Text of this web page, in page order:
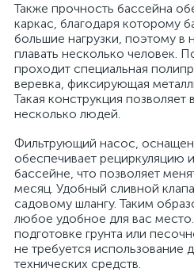
Также прочность бассейна
каркас, благодаря которому
большие нагрузки, поэтому
плавать несколько человек.
проходит специальная
веревка, фиксирующая
Такая конструкция
несколько людей.
Фильтрующий насос,
обеспечивает рециркуляцию
бассейне, что позволяет
месяц. Удобный сливной
садовому шлангу. Таким
любое удобное для вас
подготовке грунта или
не требуется использование
технических средств.